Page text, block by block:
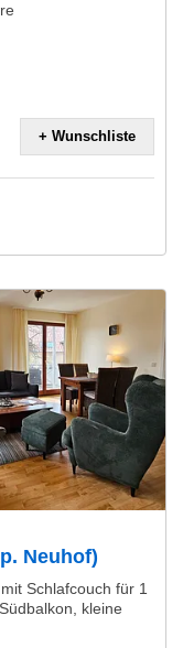
+ Wunschliste
Neuhof)
Schlafcouch für 1
kleine